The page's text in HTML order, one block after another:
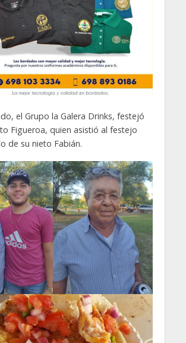
el Grupo la Galera Drinks, festejó
Figueroa, quien asistió al festejo
de su nieto Fabián.